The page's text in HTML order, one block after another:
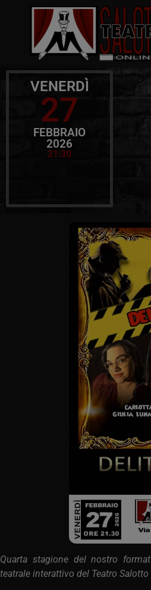
VENERDÌ
27
FEBBRAIO
2026
21:30
Quarta stagione del nostro format
teatrale interattivo del Teatro